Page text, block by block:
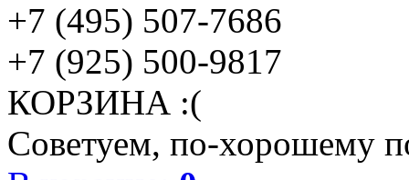
+7 (495) 507-7686
+7 (925) 500-9817
КОРЗИНА :(
Советуем, по-хорошему